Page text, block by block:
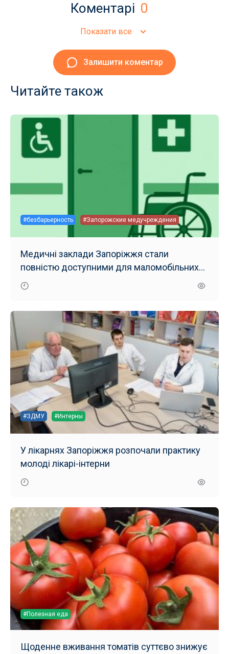
Коментарі 0
Показати все
Залишити коментар
Читайте також
#безбарьерность #Запорожские медучреждения
Медичні заклади Запоріжжя стали
повністю доступними для маломобільних
груп населення
#ЗДМУ #Интерны
У лікарнях Запоріжжя розпочали практику
молоді лікарі-інтерни
#Полезная еда
Щоденне вживання томатів суттєво знижує